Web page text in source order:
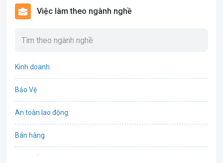
Việc làm theo ngành nghề
Kinh doanh
Bảo Vệ
An toàn lao động
Bán hàng